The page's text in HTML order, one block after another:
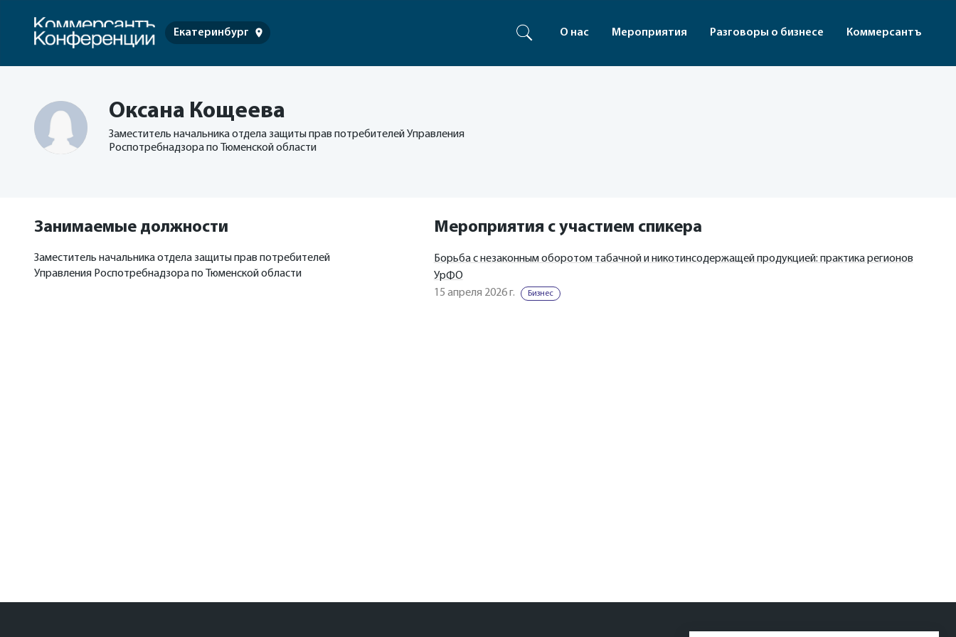
Екатеринбург О нас Мероприятия Разговоры о бизнесе Коммерсантъ
Оксана Кощеева
Заместитель начальника отдела защиты прав потребителей Управления
Роспотребнадзора по Тюменской области
Занимаемые должности
Заместитель начальника отдела защиты прав потребителей
Управления Роспотребнадзора по Тюменской области
Мероприятия с участием спикера
Борьба с незаконным оборотом табачной и никотинсодержащей продукцией: практика регионов
УрФО
15 апреля 2026 г.
Бизнес